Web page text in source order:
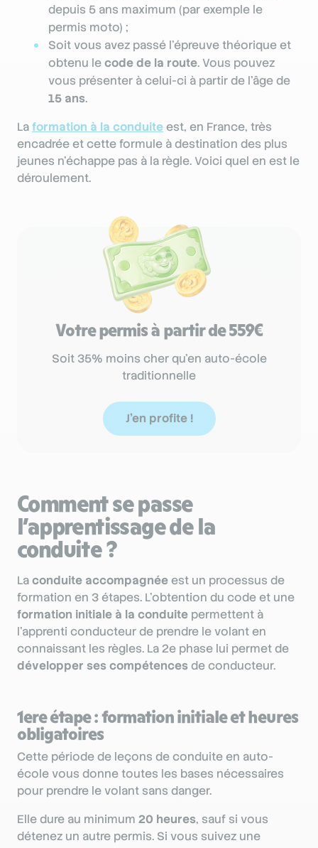
depuis 5 ans maximum (par exemple le
permis moto) ;
Soit vous avez passé l’épreuve théorique et
obtenu lecode de la route. Vous pouvez
vous présenter à celui-ci à partir de l’âge de
15 ans.
Laformation à la conduiteest, en France, très
encadrée et cette formule à destination des plus
jeunes n’échappe pas à la règle. Voici quel en est le
déroulement.
Votre permis à partir de 559€
Soit 35% moins cher qu'en auto-école
traditionnelle
J'en profite !
Comment se passe
l’apprentissage de la
conduite ?
Laconduite accompagnéeest un processus de
formation en 3 étapes. L’obtention du code et une
formation initiale à la conduite permettent à
l’apprenti conducteur de prendre le volant en
connaissant les règles. La 2e phase lui permet de
développer ses compétencesde conducteur.
1ere étape : formation initiale et heures
obligatoires
Cette période de leçons de conduite en auto-
école vous donne toutes les bases nécessaires
pour prendre le volant sans danger.
Elle dure au minimum 20 heures, sauf si vous
détenez un autre permis. Si vous suivez une